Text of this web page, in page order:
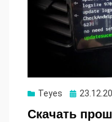
Teyes
Скачать